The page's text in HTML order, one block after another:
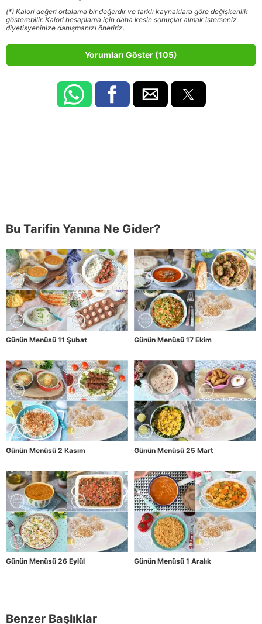
(*) Kalori değeri ortalama bir değerdir ve farklı kaynaklara göre değişkenlik
gösterebilir. Kalori hesaplama için daha kesin sonuçlar almak isterseniz
diyetisyeninize danışmanızı öneririz.
Yorumları Göster (105)
Bu Tarifin Yanına Ne Gider?
Günün Menüsü 11 Şubat Günün Menüsü 17 Ekim
Günün Menüsü 2 Kasım Günün Menüsü 25 Mart
Günün Menüsü 26 Eylül Günün Menüsü 1 Aralık
Benzer Başlıklar